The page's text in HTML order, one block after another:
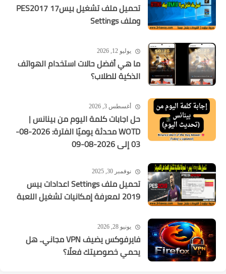
تحميل ملف تشغيل بيس17 PES2017
وملف Settings
يوليو 12, 2026
ما هي أفضل حالات استخدام الهواتف
الذكية للطلاب؟
أغسطس 3, 2026
حل اجابات كلمة اليوم من بينانس |
WOTD محدثة يوميًا الفترة: 2026-08-
03 إلى 2026-08-09
نوفمبر 30, 2025
تحميل ملف Settings اعدادات بيس
2019 لمعرفة إمكانيات تشغيل اللعبة
يونيو 28, 2026
فايرفوكس يضيف VPN مجاني.. هل
يحمي خصوصيتك فعلًا؟